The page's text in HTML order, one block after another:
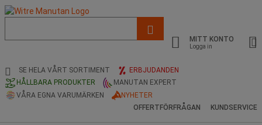
och
sökhistorik
MITT KONTO
Logga in
SE HELA VÅRT SORTIMENT
ERBJUDANDEN
HÅLLBARA PRODUKTER
MANUTAN EXPERT
VÅRA EGNA VARUMÄRKEN
NYHETER
OFFERTFÖRFRÅGAN
KUNDSERVICE